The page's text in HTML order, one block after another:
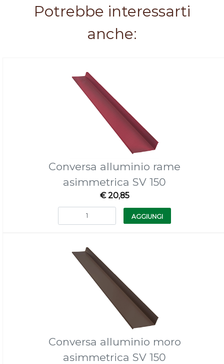
Potrebbe interessarti
anche:
Conversa alluminio rame
asimmetrica SV 150
€ 20,85
Quantità
AGGIUNGI
Conversa alluminio moro
asimmetrica SV 150